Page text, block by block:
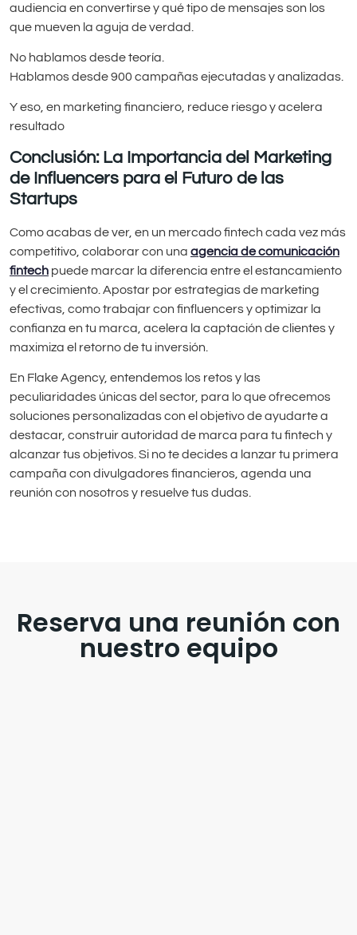
audiencia en convertirse y qué tipo de mensajes son los
que mueven la aguja de verdad.
No hablamos desde teoría.
Hablamos desde 900 campañas ejecutadas y analizadas.
Y eso, en marketing financiero, reduce riesgo y acelera
resultado
Conclusión: La Importancia del Marketing
de Influencers para el Futuro de las
Startups
Como acabas de ver, en un mercado fintech cada vez más
competitivo, colaborar con una agencia de comunicación
fintech puede marcar la diferencia entre el estancamiento
y el crecimiento. Apostar por estrategias de marketing
efectivas, como trabajar con finfluencers y optimizar la
confianza en tu marca, acelera la captación de clientes y
maximiza el retorno de tu inversión.
En Flake Agency, entendemos los retos y las
peculiaridades únicas del sector, para lo que ofrecemos
soluciones personalizadas con el objetivo de ayudarte a
destacar, construir autoridad de marca para tu fintech y
alcanzar tus objetivos. Si no te decides a lanzar tu primera
campaña con divulgadores financieros, agenda una
reunión con nosotros y resuelve tus dudas.
Reserva una reunión con
nuestro equipo